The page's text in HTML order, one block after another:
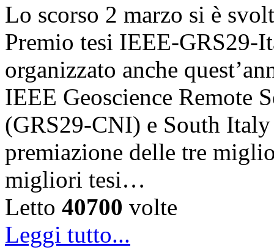
Lo scorso 2 marzo si è
Premio tesi IEEE-GRS29-
organizzato anche
IEEE Geoscience Remote
(GRS29-CNI) e South
premiazione delle tre
migliori tesi…
Letto 40700 volte
Leggi tutto...